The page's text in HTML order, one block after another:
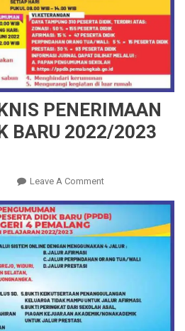
PENERIMAAN
BARU 2022/2023
Leave A CommentOn
TEKNIS
PENERIMAAN
PESERTA
DIDIK
2022/2023